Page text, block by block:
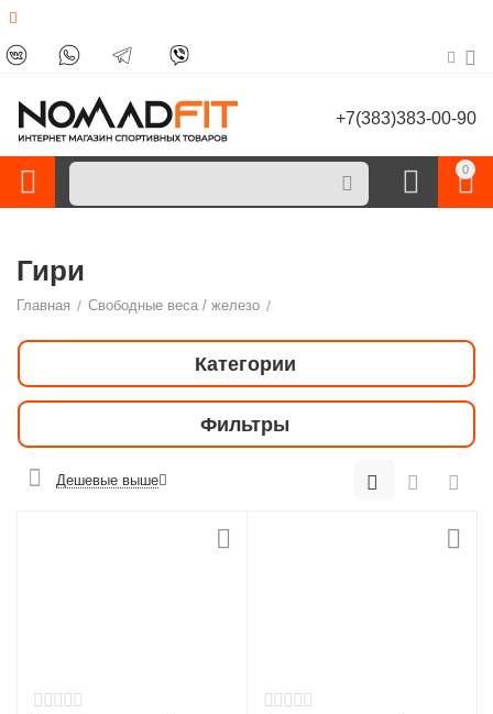
+7(383)383-00-90
0
Гири
Главная / Свободные веса / железо /
Категории
Фильтры
Дешевые выше